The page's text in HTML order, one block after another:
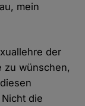
mein
der
zu wünschen,
die